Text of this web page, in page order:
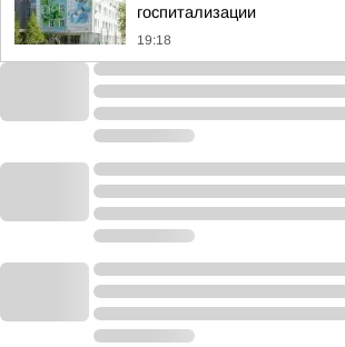
госпитализации
19:18